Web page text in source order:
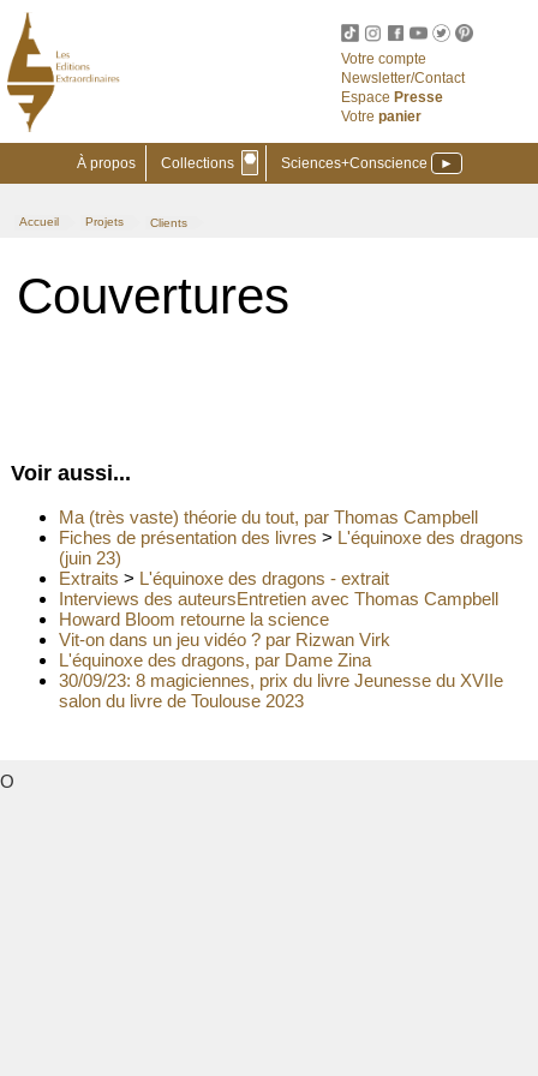
Votre compte
Newsletter/Contact
Espace Presse
Votre panier
À propos Collections ⬣ Sciences+Conscience ►
Accueil Projets Clients
Couvertures
Voir aussi...
Ma (très vaste) théorie du tout, par Thomas Campbell
Fiches de présentation des livres > L'équinoxe des dragons
(juin 23)
Extraits > L'équinoxe des dragons - extrait
Interviews des auteursEntretien avec Thomas Campbell
Howard Bloom retourne la science
Vit-on dans un jeu vidéo ? par Rizwan Virk
L'équinoxe des dragons, par Dame Zina
30/09/23: 8 magiciennes, prix du livre Jeunesse du XVIIe
salon du livre de Toulouse 2023
O